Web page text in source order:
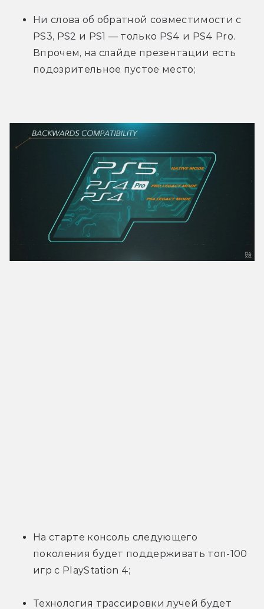
Ни слова об обратной совместимости с
PS3, PS2 и PS1 — только PS4 и PS4 Pro.
Впрочем, на слайде презентации есть
подозрительное пустое место;
На старте консоль следующего
поколения будет поддерживать топ-100
игр с PlayStation 4;
Технология трассировки лучей будет